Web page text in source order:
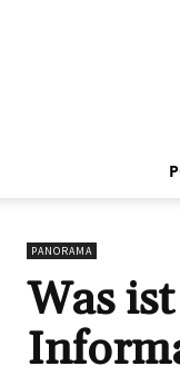
PANORAMA
Was